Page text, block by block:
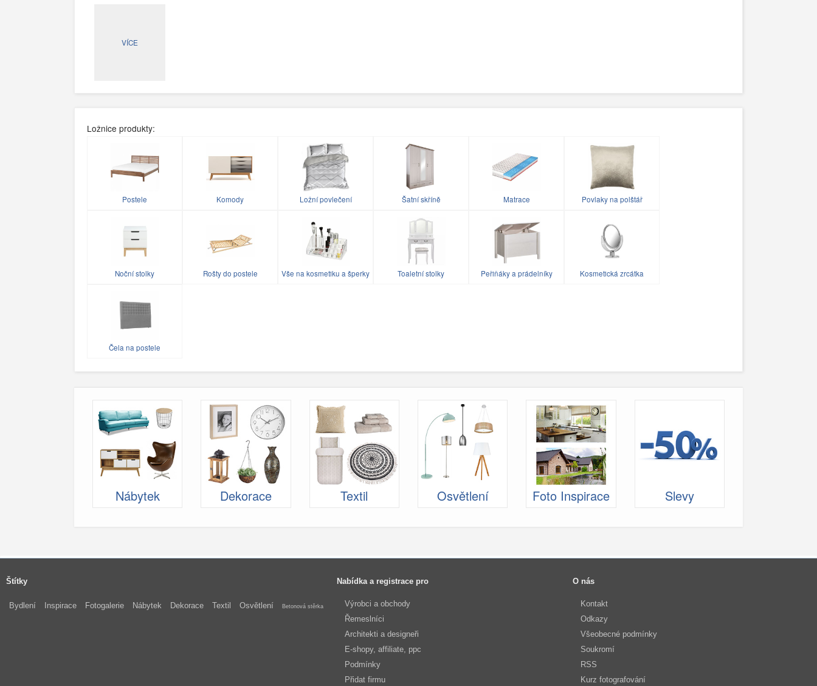
VÍCE
Ložnice produkty:
Postele Komody Ložní povlečení Šatní skříně Matrace Povlaky na polštář
Noční stolky Rošty do postele Vše na kosmetiku a šperky Toaletní stolky Peřiňáky a prádelníky Kosmetická zrcátka
Čela na postele
Nábytek Dekorace Textil Osvětlení Foto Inspirace Slevy
Štítky
Bydlení Inspirace Fotogalerie Nábytek Dekorace Textil Osvětlení Betonová stěrka
Nabídka a registrace pro
Výrobci a obchody
Řemeslníci
Architekti a designeři
E-shopy, affiliate, ppc
Podmínky
Přidat firmu
O nás
Kontakt
Odkazy
Všeobecné podmínky
Soukromí
RSS
Kurz fotografování